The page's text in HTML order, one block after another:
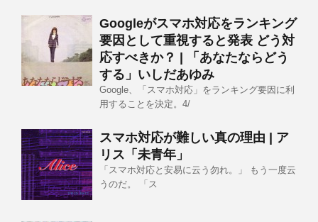
Googleがスマホ対応をランキング
要因として重視すると発表 どう対
応すべきか？ | 「あなたならどう
する」いしだあゆみ
Google、「スマホ対応」をランキング要因に利
用することを決定。4/
スマホ対応が難しい真の理由 | ア
リス「未青年」
「スマホ対応と安易に云う勿れ。」 もう一度云
うのだ。 「ス